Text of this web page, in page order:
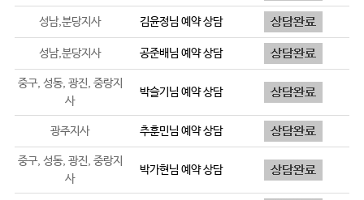
성남,분당지사 김윤정님 예약 상담
성남,분당지사 공준배님 예약 상담
중구, 성동, 광진, 중랑지
사
박슬기 님 예약 상담
광주지사 추훈민님 예약 상담
중구, 성동, 광진, 중랑지
사
박가현님 예약 상담